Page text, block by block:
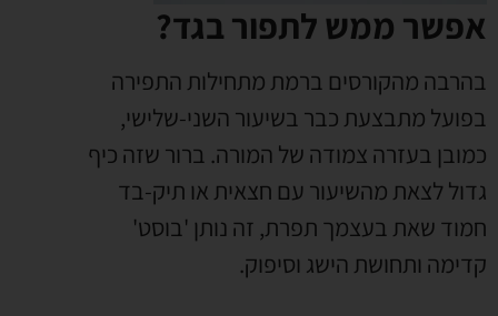
אפשר ממש לתפור בגד?
בהרבה מהקורסים ברמת מתחילות התפירה
בפועל מתבצעת כבר בשיעור השני-שלישי,
כמובן בעזרה צמודה של המורה. ברור שזה כיף
גדול לצאת מהשיעור עם חצאית או תיק-בד
חמוד שאת בעצמך תפרת, זה נותן 'בוסט'
קדימה ותחושת הישג וסיפוק.